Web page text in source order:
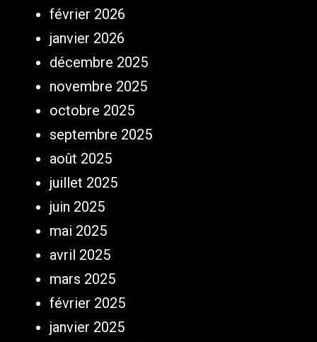
février 2026
janvier 2026
décembre 2025
novembre 2025
octobre 2025
septembre 2025
août 2025
juillet 2025
juin 2025
mai 2025
avril 2025
mars 2025
février 2025
janvier 2025